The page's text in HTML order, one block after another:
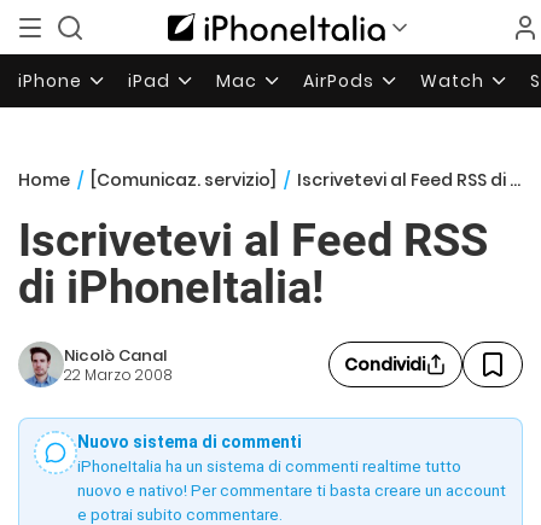
iPhone iPad Mac AirPods Watch
Home / [Comunicaz. servizio] / Iscrivetevi al Feed RSS di iPhoneItalia!
Iscrivetevi al Feed RSS
di iPhoneItalia!
Nicolò Canal
22 Marzo 2008 Condividi
Nuovo sistema di commenti
iPhoneItalia ha un sistema di commenti realtime tutto
nuovo e nativo! Per commentare ti basta creare un account
e potrai subito commentare.